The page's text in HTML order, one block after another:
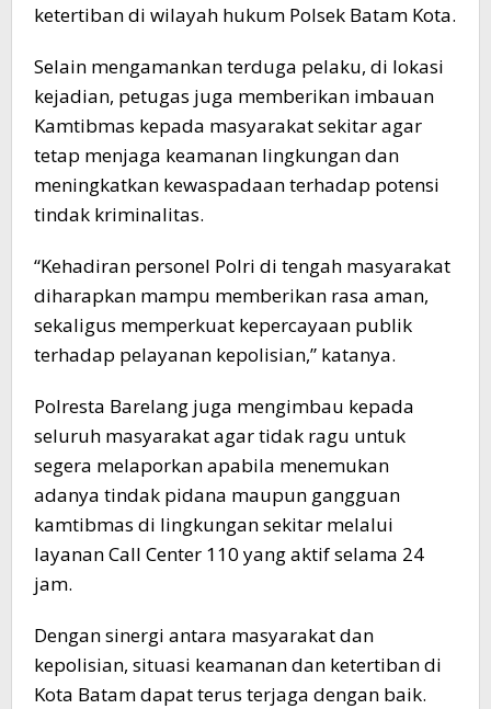
ketertiban di wilayah hukum Polsek Batam Kota.
Selain mengamankan terduga pelaku, di lokasi
kejadian, petugas juga memberikan imbauan
Kamtibmas kepada masyarakat sekitar agar
tetap menjaga keamanan lingkungan dan
meningkatkan kewaspadaan terhadap potensi
tindak kriminalitas.
“Kehadiran personel Polri di tengah masyarakat
diharapkan mampu memberikan rasa aman,
sekaligus memperkuat kepercayaan publik
terhadap pelayanan kepolisian,” katanya.
Polresta Barelang juga mengimbau kepada
seluruh masyarakat agar tidak ragu untuk
segera melaporkan apabila menemukan
adanya tindak pidana maupun gangguan
kamtibmas di lingkungan sekitar melalui
layanan Call Center 110 yang aktif selama 24
jam.
Dengan sinergi antara masyarakat dan
kepolisian, situasi keamanan dan ketertiban di
Kota Batam dapat terus terjaga dengan baik.